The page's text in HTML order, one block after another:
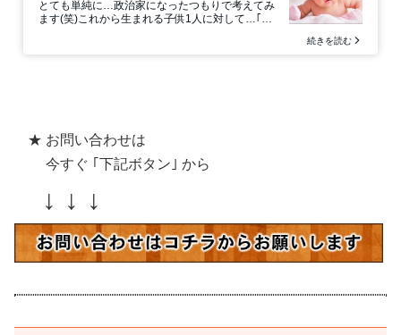
★ お問い合わせは
今すぐ ｢下記ボタン｣ から
↓ ↓ ↓